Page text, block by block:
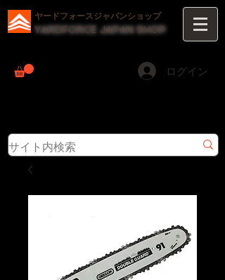
ヤードフォースジャパンショップ
YARDFORCE JAPAN SHOP
ログイン